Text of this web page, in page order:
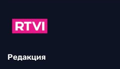
Редакция